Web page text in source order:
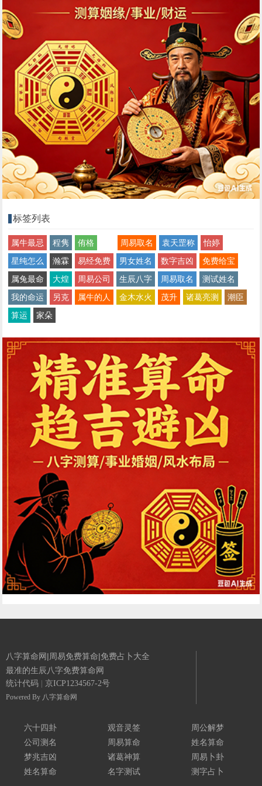
标签列表
属牛最忌 程隽 侑格 周易取名 袁天罡称
怡婷
星纯怎么
瀚霖 易经免费 男女姓名 数字吉凶
免费给宝
属兔最命
大煌 周易公司 生辰八字 周易取名
测试姓名
我的命运
另克 属牛的人 金木水火 茂升 诸葛亮测
潮臣
算运
家朵
八字算命网|周易免费算命|免费占卜大全
最准的生辰八字免费算命网
统计代码 京ICP1234567-2号
Powered By 八字算命网
六十四卦
公司测名
梦兆吉凶
姓名算命
观音灵签
周易算命
诸葛神算
名字测试
周公解梦
姓名算命
周易卜卦
测字占卜